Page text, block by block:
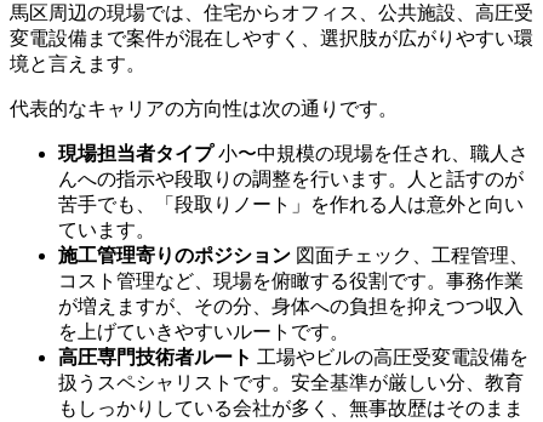
馬区周辺の現場では、住宅からオフィス、公共施設、高圧受
変電設備まで案件が混在しやすく、選択肢が広がりやすい環
境と言えます。
代表的なキャリアの方向性は次の通りです。
現場担当者タイプ小〜中規模の現場を任され、職人さ
んへの指示や段取りの調整を行います。人と話すのが
苦手でも、「段取りノート」を作れる人は意外と向い
ています。
施工管理寄りのポジション 図面チェック、工程管理、
コスト管理など、現場を俯瞰する役割です。事務作業
が増えますが、その分、身体への負担を抑えつつ収入
を上げていきやすいルートです。
高圧専門技術者ルート 工場やビルの高圧受変電設備を
扱うスペシャリストです。安全基準が厳しい分、教育
もしっかりしている会社が多く、無事故歴はそのまま